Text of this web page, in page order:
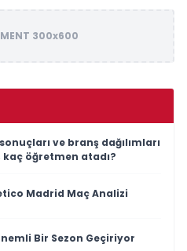
300x600
ve branş dağılımları
kaç öğretmen atadı?
Madrid Maç Analizi
Bir Sezon Geçiriyor